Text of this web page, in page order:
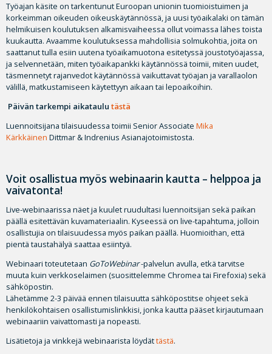
Työajan käsite on tarkentunut Euroopan unionin tuomioistuimen ja
korkeimman oikeuden oikeuskäytännössä, ja uusi työaikalaki on tämän
helmikuisen koulutuksen alkamisvaiheessa ollut voimassa lähes toista
kuukautta. Avaamme koulutuksessa mahdollisia solmukohtia, joita on
saattanut tulla esiin uutena työaikamuotona esitetyssä joustotyöajassa,
ja selvennetään, miten työaikapankki käytännössä toimii, miten uudet,
täsmennetyt rajanvedot käytännössä vaikuttavat työajan ja varallaolon
välillä, matkustamiseen käytettyyn aikaan tai lepoaikoihin.
Päivän tarkempi aikataulu tästä
Luennoitsijana tilaisuudessa toimii Senior Associate Mika
Kärkkäinen Dittmar & Indrenius Asianajotoimistosta.
Voit osallistua myös webinaarin kautta – helppoa ja
vaivatonta!
Live-webinaarissa näet ja kuulet ruudultasi luennoitsijan sekä paikan
päällä esitettävän kuvamateriaalin. Kyseessä on live-tapahtuma, jolloin
osallistujia on tilaisuudessa myös paikan päällä. Huomioithan, että
pientä taustahälyä saattaa esiintyä.
Webinaari toteutetaan GoToWebinar-palvelun avulla, etkä tarvitse
muuta kuin verkkoselaimen (suosittelemme Chromea tai Firefoxia) sekä
sähköpostin.
Lähetämme 2-3 päivää ennen tilaisuutta sähköpostitse ohjeet sekä
henkilökohtaisen osallistumislinkkisi, jonka kautta pääset kirjautumaan
webinaariin vaivattomasti ja nopeasti.
Lisätietoja ja vinkkejä webinaarista löydättästä.